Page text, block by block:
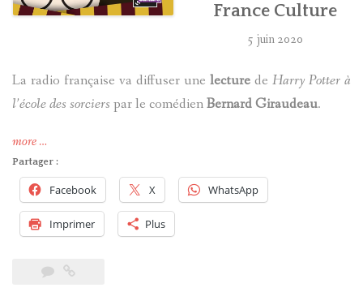
PRODUITS DÉRIVÉS
France Culture
5 juin 2020
La radio française va diffuser une lecture de Harry Potter à
l’école des sorciers par le comédienBernard Giraudeau.
more« Lecture
exceptionnelle
de
Harry
Potter
sur
Culture »
…
Partager :
Facebook X WhatsApp
Imprimer Plus